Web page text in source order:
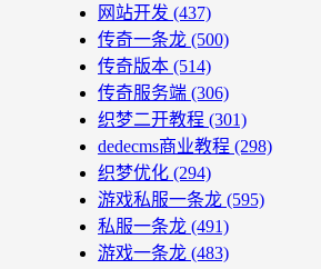
网站开发 (437)
传奇一条龙 (500)
传奇版本 (514)
传奇服务端 (306)
织梦二开教程 (301)
dedecms商业教程 (298)
织梦优化 (294)
游戏私服一条龙 (595)
私服一条龙 (491)
游戏一条龙 (483)